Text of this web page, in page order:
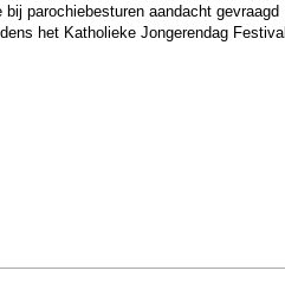
pa­ro­chie­besturen aan­dacht gevraagd
het Katho­lieke Jon­ge­ren­dag Festival